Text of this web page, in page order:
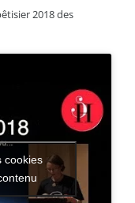
2018 des
cookies